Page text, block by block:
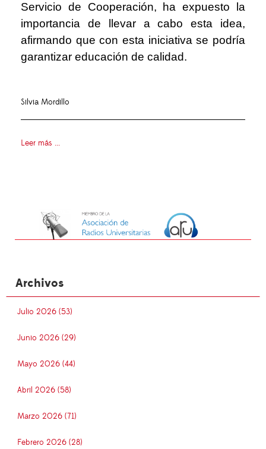
Servicio de Cooperación, ha expuesto la
importancia de llevar a cabo esta idea,
afirmando que con esta iniciativa se podría
garantizar educación de calidad.
Silvia Mordillo
Leer más ...
Archivos
Julio 2026 (53)
Junio 2026 (29)
Mayo 2026 (44)
Abril 2026 (58)
Marzo 2026 (71)
Febrero 2026 (28)